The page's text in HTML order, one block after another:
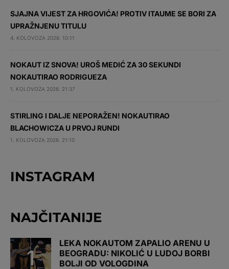
SJAJNA VIJEST ZA HRGOVIĆA! PROTIV ITAUME SE BORI ZA
UPRAŽNJENU TITULU
4. KOLOVOZA 2026. 10:11
NOKAUT IZ SNOVA! UROŠ MEDIĆ ZA 30 SEKUNDI
NOKAUTIRAO RODRIGUEZA
1. KOLOVOZA 2026. 21:37
STIRLING I DALJE NEPORAŽEN! NOKAUTIRAO
BLACHOWICZA U PRVOJ RUNDI
1. KOLOVOZA 2026. 21:10
INSTAGRAM
NAJČITANIJE
LEKA NOKAUTOM ZAPALIO ARENU U
BEOGRADU: NIKOLIĆ U LUDOJ BORBI
BOLJI OD VOLOGDINA